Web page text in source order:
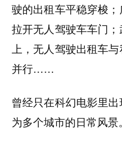
驶的出租车平稳穿梭
拉开无人驾驶车车门
上，无人驾驶出租车
并行……
曾经只在科幻电影里
为多个城市的日常风景。